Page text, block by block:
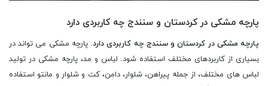
پارچه مشکی در کردستان و سنندج چه کاربردی دارد
پارچه مشکی در کردستان و سنندج چه کاربردی دارد. پارچه مشکی می تواند در
بسیاری از کاربردهای مختلف استفاده شود. لباس و مد، پارچه مشکی در تولید
لباس های مختلف، از جمله پیراهن، شلوار، دامن، کت و شلوار و مانتو استفاده